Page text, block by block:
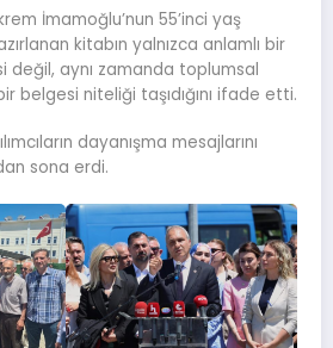
İmamoğlu’nun 55’inci yaş
kitabın yalnızca anlamlı bir
değil, aynı zamanda toplumsal
belgesi niteliği taşıdığını ifade etti.
dayanışma mesajlarını
sona erdi.